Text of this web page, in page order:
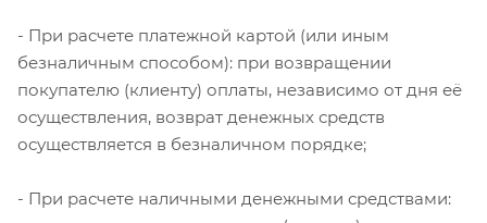
- При расчете платежной картой (или иным
безналичным способом): при возвращении
покупателю (клиенту) оплаты, независимо от дня её
осуществления, возврат денежных средств
осуществляется в безналичном порядке;
- При расчете наличными денежными средствами: